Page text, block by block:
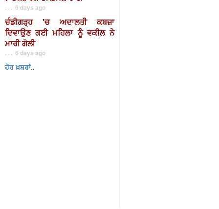
. . . 6 days ago
ਚੰਡੀਗੜ੍ਹ 'ਚ ਅਦਾਲਤੀ ਕਬਜ਼ਾ
ਦਿਵਾਉਣ ਗਈ ਮਹਿਲਾ ਨੂੰ ਵਕੀਲ ਨੇ
ਮਾਰੀ ਗੋਲੀ
. . . 6 days ago
ਹੋਰ ਖ਼ਬਰਾਂ..